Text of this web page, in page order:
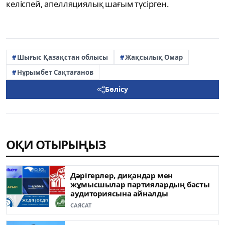
келіспей, апелляциялық шағым түсірген.
Шығыс Қазақстан облысы
Жақсылық Омар
Нұрымбет Сақтағанов
Бөлісу
ОҚИ ОТЫРЫҢЫЗ
Дәрігерлер, диқандар мен
жұмысшылар партиялардың басты
аудиториясына айналды
САЯСАТ